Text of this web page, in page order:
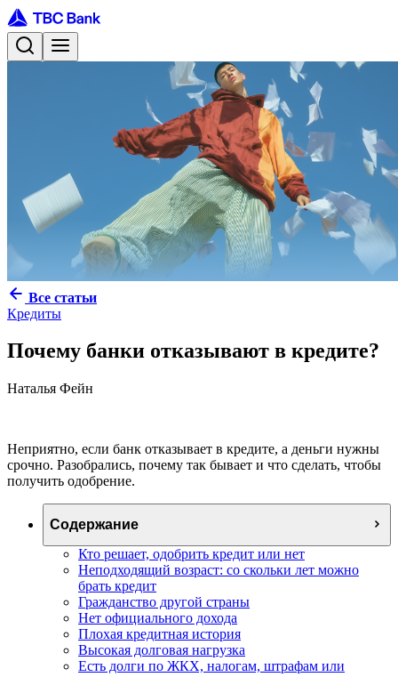
Все статьи
Кредиты
Почему банки отказывают в кредите?
Наталья Фейн
Неприятно, если банк отказывает в кредите, а деньги нужны
срочно. Разобрались, почему так бывает и что сделать, чтобы
получить одобрение.
Содержание
Кто решает, одобрить кредит или нет
Неподходящий возраст: со скольки лет можно
брать кредит
Гражданство другой страны
Нет официального дохода
Плохая кредитная история
Высокая долговая нагрузка
Есть долги по ЖКХ, налогам, штрафам или